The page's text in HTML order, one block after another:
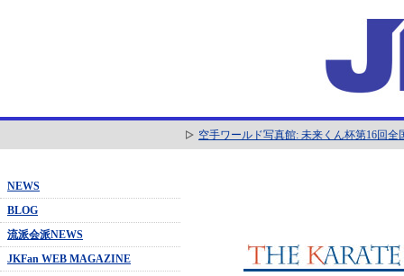
空手ワールド写真館: 未来くん杯第16回
NEWS
BLOG
流派会派NEWS
JKFan WEB MAGAZINE